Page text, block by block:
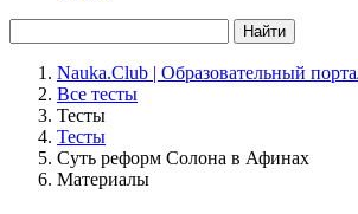
Найти
Nauka.Club | Образовательный
Все тесты
Тесты
Тесты
Суть реформ Солона в Афинах
Материалы